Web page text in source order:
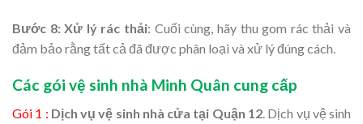
Bước 8: Xử lý rác thải: Cuối cùng, hãy thu gom rác thải và
đảm bảo rằng tất cả đã được phân loại và xử lý đúng cách.
Các gói vệ sinh nhà Minh Quân cung cấp
Gói 1 : Dịch vụ vệ sinh nhà cửa tại Quận 12. Dịch vụ vệ sinh